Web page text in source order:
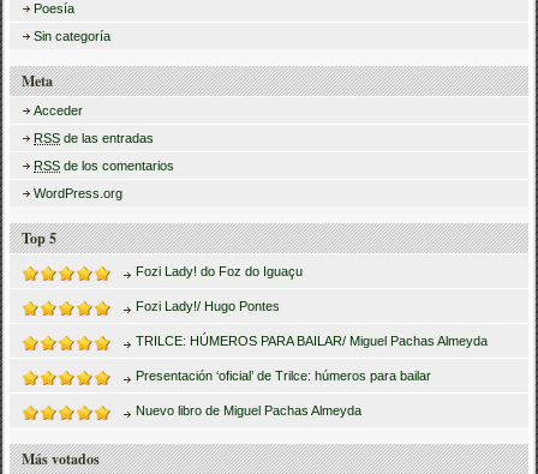
Poesía
Sin categoría
Meta
Acceder
RSS de las entradas
RSS de los comentarios
WordPress.org
Top 5
Fozi Lady! do Foz do Iguaçu
Fozi Lady!/ Hugo Pontes
TRILCE: HÚMEROS PARA BAILAR/ Miguel Pachas Almeyda
Presentación ‘oficial’ de Trilce: húmeros para bailar
Nuevo libro de Miguel Pachas Almeyda
Más votados